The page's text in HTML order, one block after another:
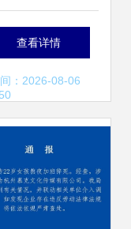
电视节目制作
创新与规范
查看详情
：2026-08-06